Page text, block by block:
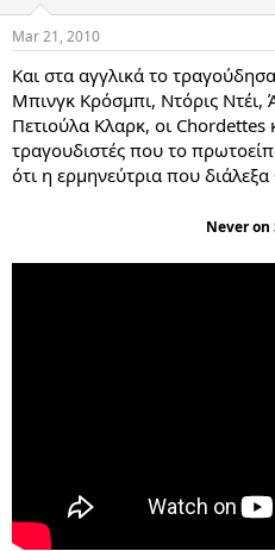
Mar 21, 2010
Και στα αγγλικά το
Μπινγκ Κρόσμπι, Ντόρις Ντέι,
Πετιούλα Κλαρκ, οι Chordettes
τραγουδιστές που το
ότι η ερμηνεύτρια που
Never on